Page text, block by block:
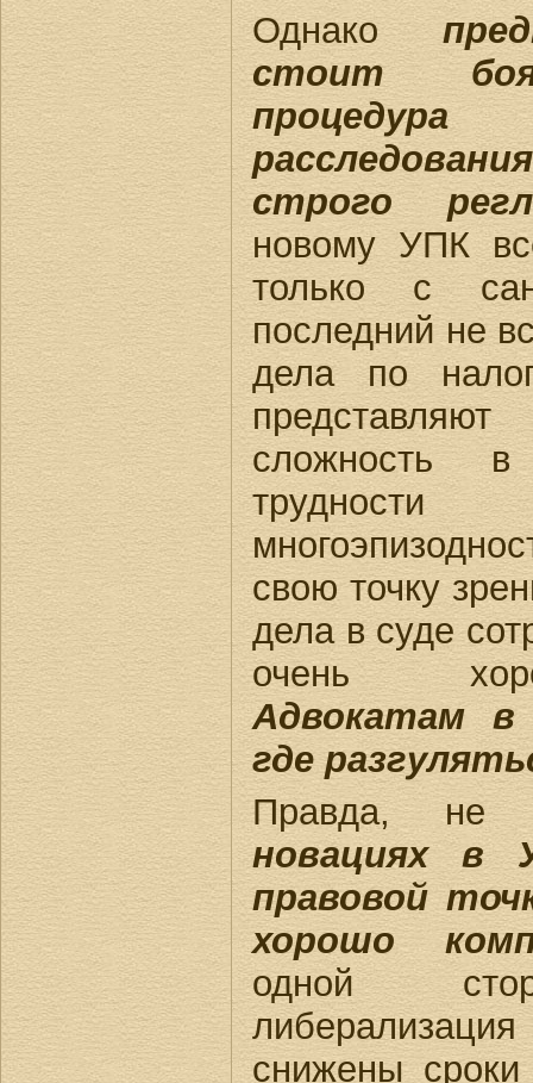
Однако
стоит
строго
новому УПК
только с
последний не
дела по
сложность
свою точку
дела в суде
очень
Адвокатам в
где
Правда, не
новациях в
правовой
хорошо
одной
снижены